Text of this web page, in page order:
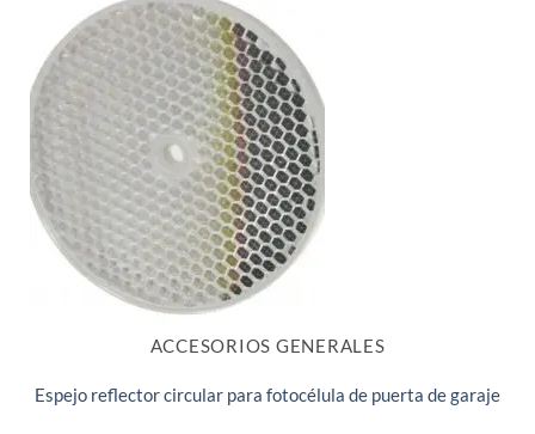
ACCESORIOS GENERALES
Espejo reflector circular para fotocélula de puerta de garaje